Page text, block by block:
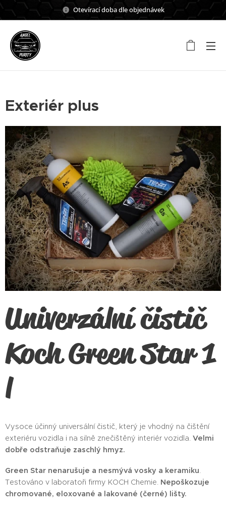
Otevírací doba dle objednávek
Exteriér plus
Univerzální čistič
Koch Green Star 1
l
Vysoce účinný universální čistič, který je vhodný na čištění
exteriéru vozidla i na silně znečištěný interiér vozidla. Velmi
dobře odstraňuje zaschlý hmyz.
Green Star nenarušuje a nesmývá vosky a keramiku.
Testováno v laboratoři firmy KOCH Chemie. Nepoškozuje
chromované, eloxované a lakované (černé) lišty.